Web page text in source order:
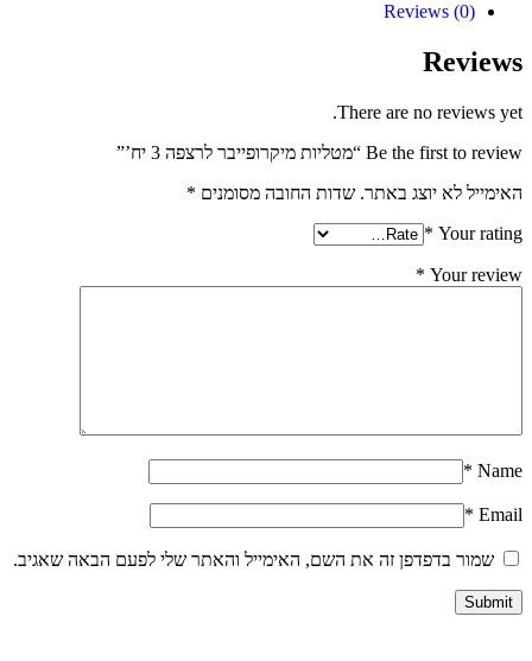
Reviews (0)
Reviews
There are no reviews yet.
Be the first to review “מטליות מיקרופייבר לרצפה 3 יח’”
האימייל לא יוצג באתר. שדות החובה מסומנים *
Your rating
*
Your review
*
Name
*
Email
*
שמור בדפדפן זה את השם, האימייל והאתר שלי לפעם הבאה שאגיב.